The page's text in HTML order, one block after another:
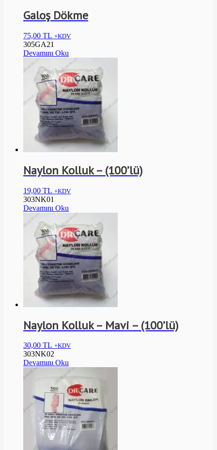
Galoş Dökme
75,00 TL +KDV
305GA21
Devamını Oku
Naylon Kolluk – (100’lü)
19,00 TL +KDV
303NK01
Devamını Oku
Naylon Kolluk – Mavi – (100’lü)
30,00 TL +KDV
303NK02
Devamını Oku